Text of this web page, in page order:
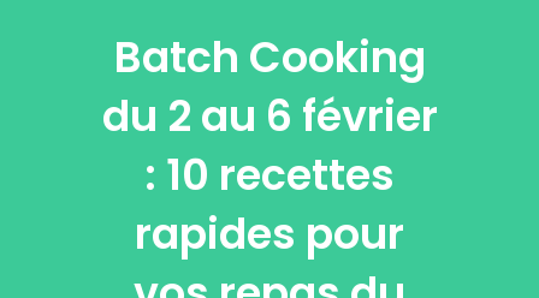
Batch Cooking
du 2 au 6 février
: 10 recettes
rapides pour